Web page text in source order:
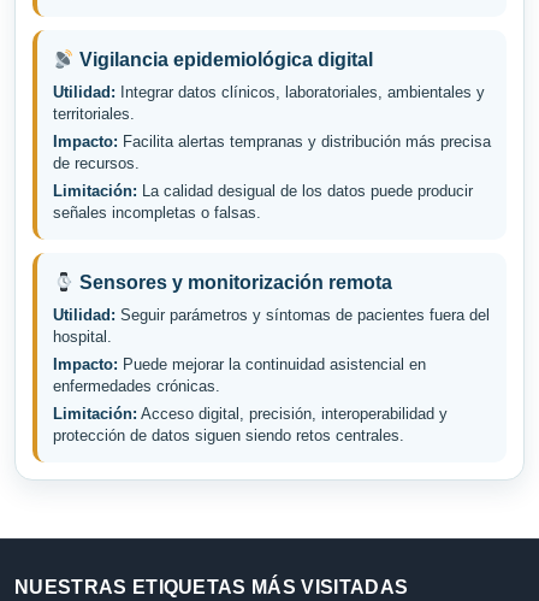
Vigilancia epidemiológica digital
Utilidad: Integrar datos clínicos, laboratoriales, ambientales y
territoriales.
Impacto: Facilita alertas tempranas y distribución más precisa
de recursos.
Limitación: La calidad desigual de los datos puede producir
señales incompletas o falsas.
Sensores y monitorización remota
Utilidad: Seguir parámetros y síntomas de pacientes fuera del
hospital.
Impacto: Puede mejorar la continuidad asistencial en
enfermedades crónicas.
Limitación: Acceso digital, precisión, interoperabilidad y
protección de datos siguen siendo retos centrales.
NUESTRAS ETIQUETAS MÁS VISITADAS